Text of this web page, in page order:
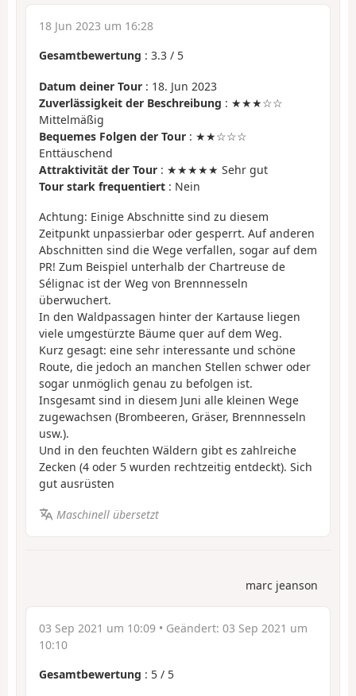
18 Jun 2023 um 16:28
Gesamtbewertung : 3.3 / 5
Datum deiner Tour : 18. Jun 2023
Zuverlässigkeit der Beschreibung : ★★★☆☆
Mittelmäßig
Bequemes Folgen der Tour : ★★☆☆☆
Enttäuschend
Attraktivität der Tour : ★★★★★ Sehr gut
Tour stark frequentiert : Nein
Achtung: Einige Abschnitte sind zu diesem
Zeitpunkt unpassierbar oder gesperrt. Auf anderen
Abschnitten sind die Wege verfallen, sogar auf dem
PR! Zum Beispiel unterhalb der Chartreuse de
Sélignac ist der Weg von Brennnesseln
überwuchert.
In den Waldpassagen hinter der Kartause liegen
viele umgestürzte Bäume quer auf dem Weg.
Kurz gesagt: eine sehr interessante und schöne
Route, die jedoch an manchen Stellen schwer oder
sogar unmöglich genau zu befolgen ist.
Insgesamt sind in diesem Juni alle kleinen Wege
zugewachsen (Brombeeren, Gräser, Brennnesseln
usw.).
Und in den feuchten Wäldern gibt es zahlreiche
Zecken (4 oder 5 wurden rechtzeitig entdeckt). Sich
gut ausrüsten
Maschinell übersetzt
marc jeanson
03 Sep 2021 um 10:09 • Geändert: 03 Sep 2021 um
10:10
Gesamtbewertung : 5 / 5